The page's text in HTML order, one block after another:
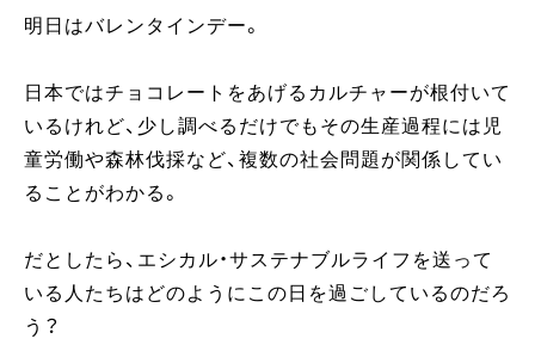
明日はバレンタインデー。
日本ではチョコレートをあげるカルチャーが根付いて
いるけれど、少し調べるだけでもその生産過程には児
童労働や森林伐採など、複数の社会問題が関係してい
ることがわかる。
だとしたら、エシカル・サステナブルライフを送って
いる人たちはどのようにこの日を過ごしているのだろ
う？